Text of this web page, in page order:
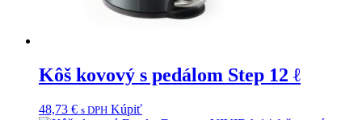
Kôš kovový s pedálom Step 12 ℓ
48,73 € s DPH Kúpiť